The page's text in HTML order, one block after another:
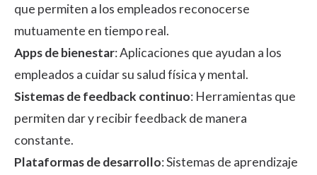
que permiten a los empleados reconocerse
mutuamente en tiempo real.
Apps de bienestar: Aplicaciones que ayudan a los
empleados a cuidar su salud física y mental.
Sistemas de feedback continuo: Herramientas que
permiten dar y recibir feedback de manera
constante.
Plataformas de desarrollo: Sistemas de aprendizaje